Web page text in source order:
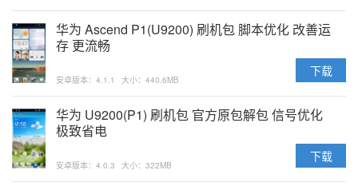
华为 Ascend P1(U9200) 刷机包 脚本优化 改善运
存 更流畅
安卓版本：4.1.1 大小：440.6MB
下载
华为 U9200(P1) 刷机包 官方原包解包 信号优化
极致省电
安卓版本：4.0.3 大小：322MB
下载